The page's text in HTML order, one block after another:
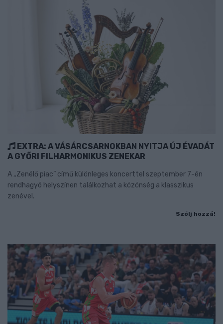
EXTRA: A VÁSÁRCSARNOKBAN NYITJA ÚJ ÉVADÁT
A GYŐRI FILHARMONIKUS ZENEKAR
A „Zenélő piac” című különleges koncerttel szeptember 7-én
rendhagyó helyszínen találkozhat a közönség a klasszikus
zenével.
Szólj hozzá!